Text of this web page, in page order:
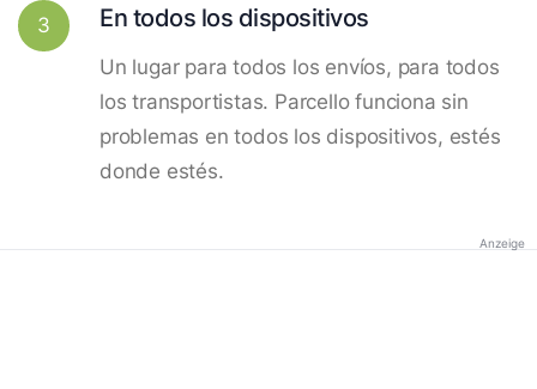
3 En todos los dispositivos
Un lugar para todos los envíos, para todos
los transportistas. Parcello funciona sin
problemas en todos los dispositivos, estés
donde estés.
Anzeige